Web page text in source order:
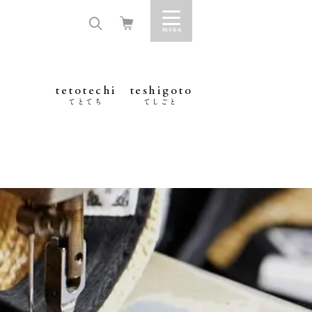
tetotechi
てとてち
teshigoto
てしごと